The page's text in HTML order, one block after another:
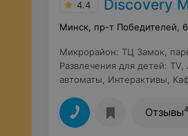
4.4 Discovery
Минск, пр-т Победителей,
Микрорайон: ТЦ Замок
Развлечения для детей: TV
автоматы
Интерактивы
Отзывы